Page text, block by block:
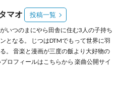
マオ 投稿一覧
いつのまにやら田舎に住む3人の子持ち
となる。 じつはDTMでもって世界に羽
。 音楽と漫画が三度の飯より大好物の
ロフィールはこちらから 楽曲公開サイ